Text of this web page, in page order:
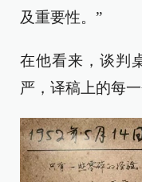
及重要性。”
在他看来，谈判
严，译稿上的每